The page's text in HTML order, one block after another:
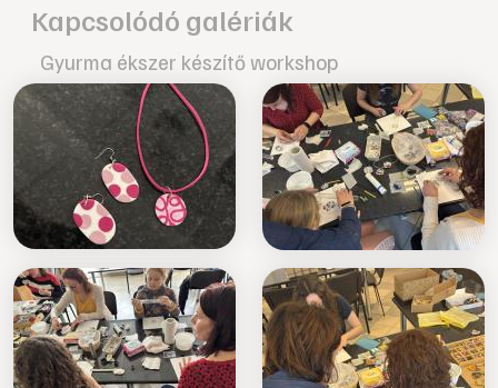
Kapcsolódó galériák
Gyurma ékszer készítő workshop